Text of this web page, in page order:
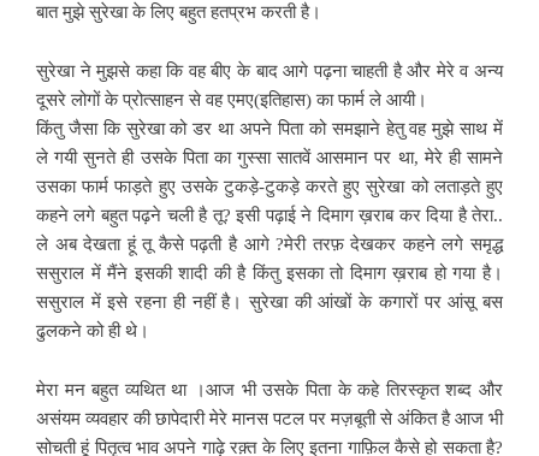
बात मुझे सुरेखा के लिए बहुत हतप्रभ करती है।
सुरेखा ने मुझसे कहा कि वह बीए के बाद आगे पढ़ना चाहती है और मेरे व अन्य
दूसरे लोगों के प्रोत्साहन से वह एमए(इतिहास) का फार्म ले आयी।
किंतु जैसा कि सुरेखा को डर था अपने पिता को समझाने हेतु वह मुझे साथ में
ले गयी सुनते ही उसके पिता का गुस्सा सातवें आसमान पर था, मेरे ही सामने
उसका फार्म फाड़ते हुए उसके टुकड़े-टुकड़े करते हुए सुरेखा को लताड़ते हुए
कहने लगे बहुत पढ़ने चली है तू? इसी पढ़ाई ने दिमाग ख़राब कर दिया है तेरा..
ले अब देखता हूं तू कैसे पढ़ती है आगे ?मेरी तरफ़ देखकर कहने लगे समृद्ध
ससुराल में मैंने इसकी शादी की है किंतु इसका तो दिमाग ख़राब हो गया है।
ससुराल में इसे रहना ही नहीं है। सुरेखा की आंखों के कगारों पर आंसू बस
ढुलकने को ही थे।
मेरा मन बहुत व्यथित था ।आज भी उसके पिता के कहे तिरस्कृत शब्द और
असंयम व्यवहार की छापेदारी मेरे मानस पटल पर मज़बूती से अंकित है आज भी
सोचती हूं पितृत्व भाव अपने गाढ़े रक़्त के लिए इतना गाफ़िल कैसे हो सकता है?